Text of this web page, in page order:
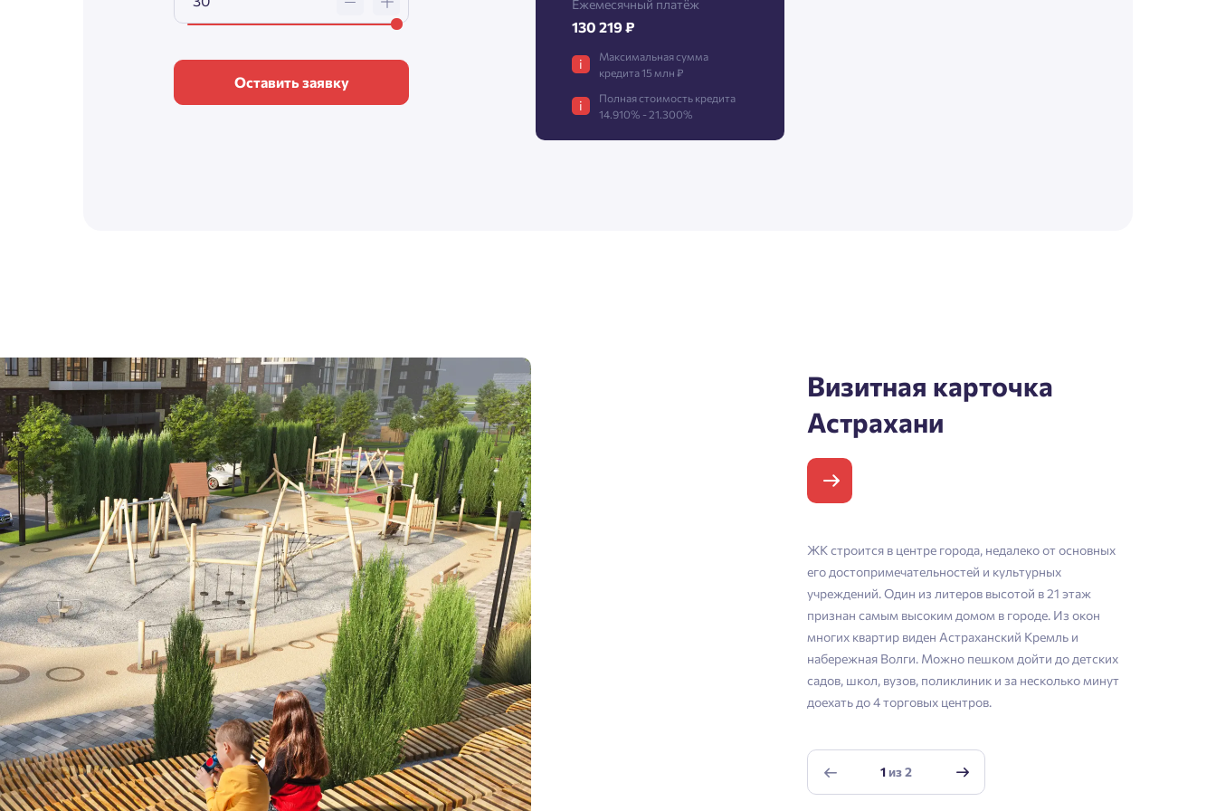
Оставить заявку
Ежемесячный платёж
130 219 ₽
i
Максимальная сумма
кредита 15 млн ₽
i
Полная стоимость кредита
14.910% - 21.300%
Визитная карточка
Астрахани
ЖК строится в центре города, недалеко от основных
его достопримечательностей и культурных
учреждений. Один из литеров высотой в 21 этаж
признан самым высоким домом в городе. Из окон
многих квартир виден Астраханский Кремль и
набережная Волги. Можно пешком дойти до детских
садов, школ, вузов, поликлиник и за несколько минут
доехать до 4 торговых центров.
1из2
Нажимая кнопку «Отправить», вы даёте согласие на обработку